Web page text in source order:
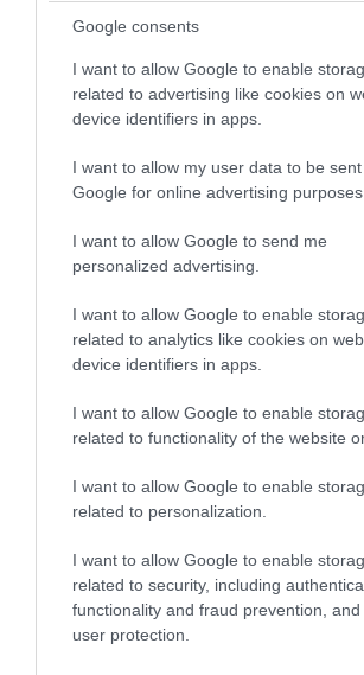
Google consents
I want to allow Google to enable
related to advertising like cookies on
device identifiers in apps.
I want to allow my user data to be
Google for online advertising purposes.
I want to allow Google to send me
personalized advertising.
I want to allow Google to enable
related to analytics like cookies on
device identifiers in apps.
I want to allow Google to enable
related to functionality of the website
I want to allow Google to enable
related to personalization.
I want to allow Google to enable
related to security, including
functionality and fraud prevention,
user protection.
«Οι εντελώς αθώοι»: Η ανάρτηση
τα ζώα που χάθηκαν στις
Αττικής (φωτο)
04.08.2026 | 15:02
Αυτή την ώρα το τελευταίο
υπουργό Ι.Βαρβιτσιώτη (φωτο)